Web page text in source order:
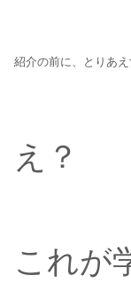
紹介の前に、とりあ
え？
これが